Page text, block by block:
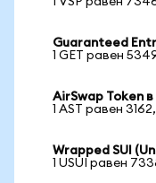
Guaranteed
1 GET равен
AirSwap Token
1 AST равен
Wrapped SUI
1 USUI равен